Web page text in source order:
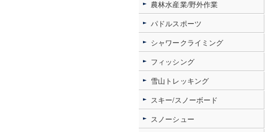
農林水産業/野外作業
パドルスポーツ
シャワークライミング
フィッシング
雪山トレッキング
スキー/スノーボード
スノーシュー